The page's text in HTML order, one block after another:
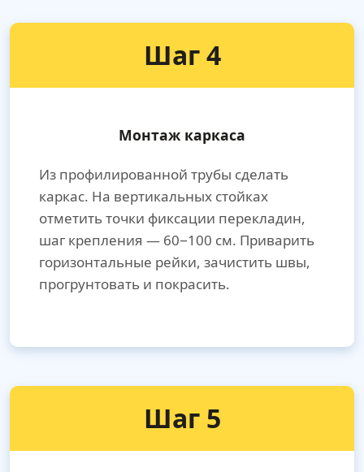
Шаг 4
Монтаж каркаса
Из профилированной трубы сделать
каркас. На вертикальных стойках
отметить точки фиксации перекладин,
шаг крепления — 60−100 см. Приварить
горизонтальные рейки, зачистить швы,
прогрунтовать и покрасить.
Шаг 5